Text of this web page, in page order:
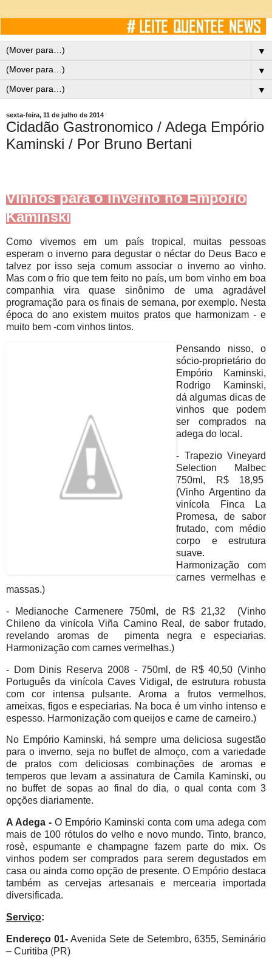
▼
▼
▼
sexta-feira, 11 de julho de 2014
Cidadão Gastronomico / Adega Empório
Kaminski / Por Bruno Bertani
Vinhos para o inverno no Empório
Kaminski
Como vivemos em um país tropical, muitas pessoas
esperam o inverno para degustar o néctar do Deus Baco e
talvez por isso seja comum associar o inverno ao vinho.
Mas com o frio que tem feito no país, um bom vinho em boa
companhia vira quase sinônimo de uma agradável
programação para os finais de semana, por exemplo. Nesta
época do ano existem muitos pratos que harmonizam - e
muito bem -com vinhos tintos.
Pensando nisso, o
sócio-proprietário do
Empório Kaminski,
Rodrigo Kaminski,
dá algumas dicas de
vinhos que podem
ser comprados na
adega do local.
- Trapezio Vineyard
Selection Malbec
750ml, R$ 18,95
(Vinho Argentino da
vinícola Finca La
Promesa, de sabor
frutado, com médio
corpo e estrutura
suave.
Harmonização com
carnes vermelhas e
massas.)
- Medianoche Carmenere 750ml, de R$ 21,32 (Vinho
Chileno da vinícola Viña Camino Real, de sabor frutado,
revelando aromas de pimenta negra e especiarias.
Harmonização com carnes vermelhas.)
- Dom Dinis Reserva 2008 - 750ml, de R$ 40,50 (Vinho
Português da vinícola Caves Vidigal, de estrutura robusta
com cor intensa pulsante. Aroma a frutos vermelhos,
ameixas, figos e especiarias. Na boca é um vinho intenso e
espesso. Harmonização com queijos e carne de carneiro.)
No Empório Kaminski, há sempre uma deliciosa sugestão
para o inverno, seja no buffet de almoço, com a variedade
de pratos com deliciosas combinações de aromas e
temperos que levam a assinatura de Camila Kaminski, ou
no buffet de sopas ao final do dia, o qual conta com 3
opções diariamente.
A Adega - O Empório Kaminski conta com uma adega com
mais de 100 rótulos do velho e novo mundo. Tinto, branco,
rosè, espumante e champagne fazem parte do mix. Os
vinhos podem ser comprados para serem degustados em
casa ou ainda como opção de presente. O Empório destaca
também as cervejas artesanais e mercearia importada
diversificada.
Serviço:
Endereço 01- Avenida Sete de Setembro, 6355, Seminário
– Curitiba (PR)